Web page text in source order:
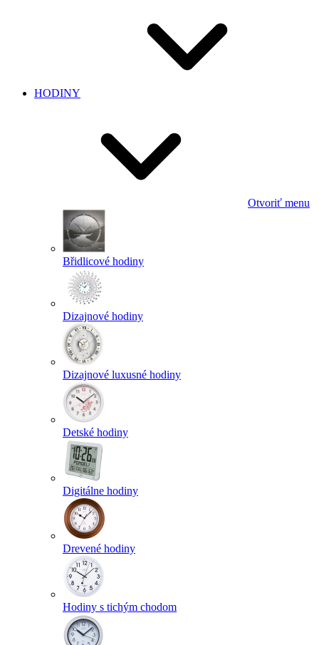
HODINY
Otvoriť menu
Břidlicové hodiny
Dizajnové hodiny
Dizajnové luxusné hodiny
Detské hodiny
Digitálne hodiny
Drevené hodiny
Hodiny s tichým chodom